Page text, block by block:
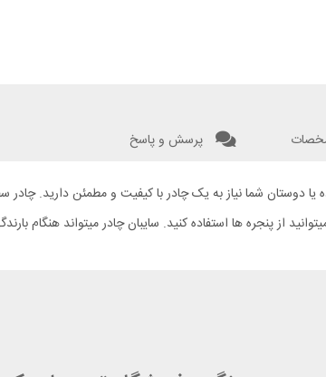
پرسش و پاسخ
از پنجره ها استفاده کنید. سایبان چادر میتواند هنگام